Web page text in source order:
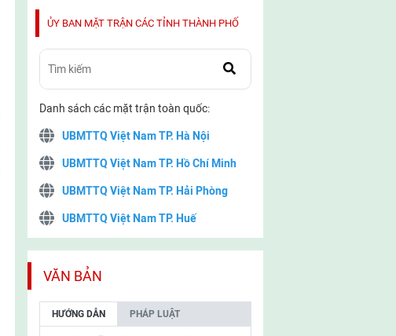
ỦY BAN MẶT TRẬN CÁC TỈNH THÀNH PHỐ
Danh sách các mặt trận toàn quốc:
UBMTTQ Việt Nam TP. Hà Nội
UBMTTQ Việt Nam TP. Hồ Chí Minh
UBMTTQ Việt Nam TP. Hải Phòng
UBMTTQ Việt Nam TP. Huế
UBMTTQ Việt Nam TP. Cần Thơ
UBMTTQ Việt Nam tỉnh Quảng Ninh
UBMTTQ Việt Nam tỉnh Cao Bằng
VĂN BẢN
HƯỚNG DẪN PHÁP LUẬT